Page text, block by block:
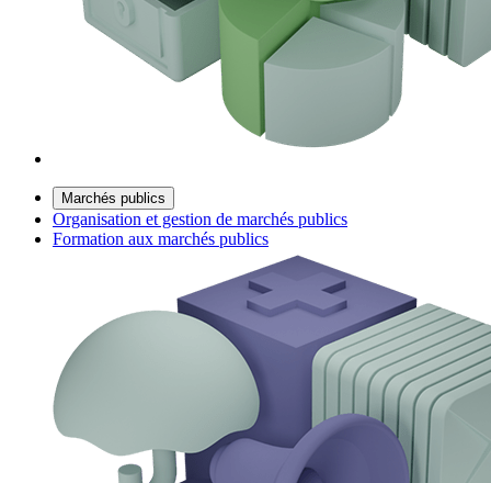
Marchés publics
Organisation et gestion de marchés publics
Formation aux marchés publics